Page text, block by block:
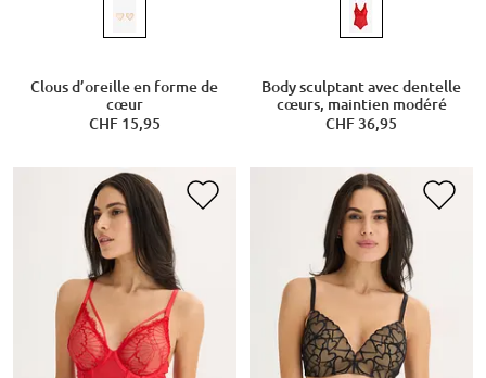
Clous d’oreille en forme de
cœur
CHF 15,95
Body sculptant avec dentelle
cœurs, maintien modéré
CHF 36,95